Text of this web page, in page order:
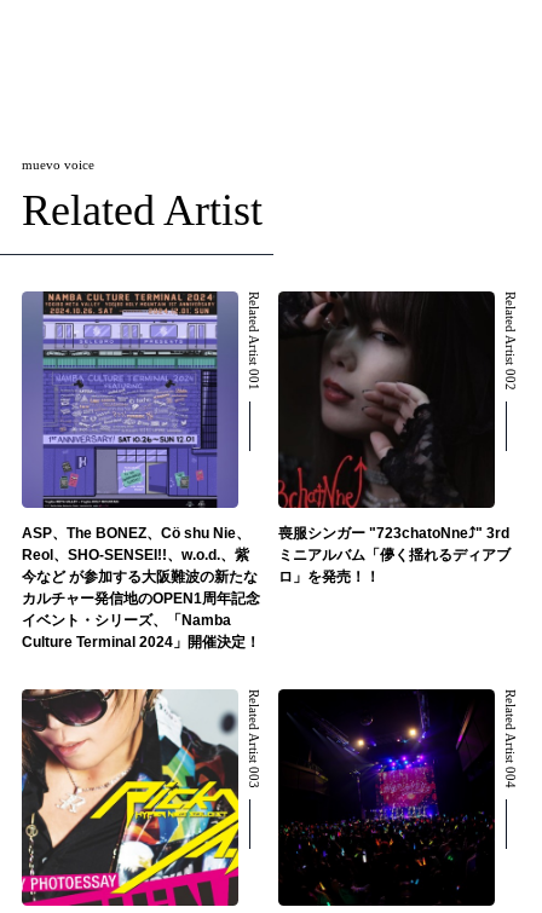
muevo voice
Related Artist
Related Artist 001
ASP、The BONEZ、Cö shu Nie、
Reol、SHO-SENSEI!!、w.o.d.、紫
今など が参加する大阪難波の新たな
カルチャー発信地のOPEN1周年記念
イベント・シリーズ、「Namba
Culture Terminal 2024」開催決定！
Related Artist 002
喪服シンガー "723chatoNne⤴" 3rd
ミニアルバム「儚く揺れるディアブ
ロ」を発売！！
Related Artist 003 Related Artist 004